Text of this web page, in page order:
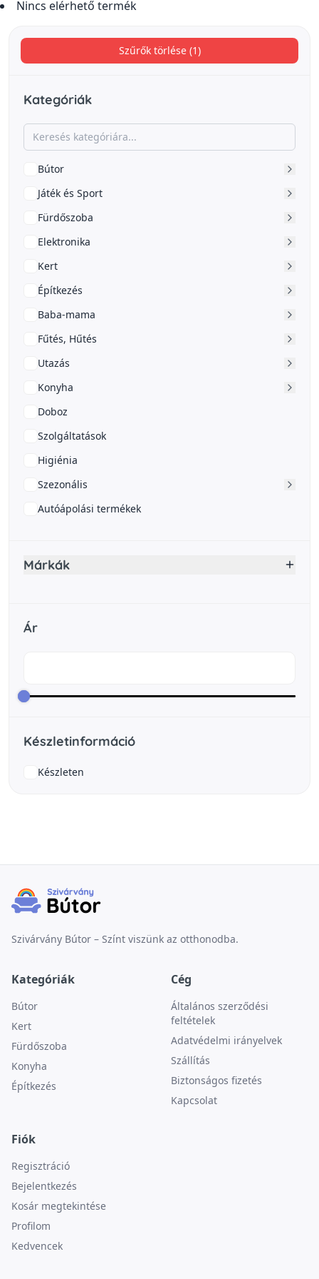
Szűrők törlése (1)
Kategóriák
Bútor
Játék és Sport
Fürdőszoba
Elektronika
Kert
Építkezés
Baba-mama
Fűtés, Hűtés
Utazás
Konyha
Doboz
Szolgáltatások
Higiénia
Szezonális
Autóápolási termékek
Márkák
Ár
Készletinformáció
Készleten
Nincs elérhető termék
Szivárvány Bútor – Színt viszünk az otthonodba.
Kategóriák
Bútor
Kert
Fürdőszoba
Konyha
Építkezés
Cég
Általános szerződési
feltételek
Adatvédelmi irányelvek
Szállítás
Biztonságos fizetés
Kapcsolat
Fiók
Regisztráció
Bejelentkezés
Kosár megtekintése
Profilom
Kedvencek